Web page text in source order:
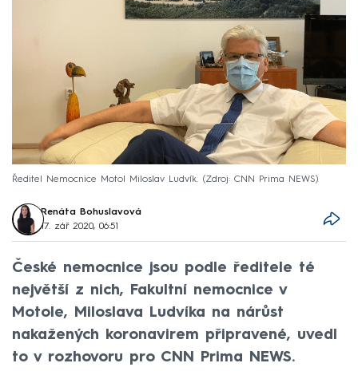
Ředitel Nemocnice Motol Miloslav Ludvík. Zdroj: CNN Prima NEWS
Renáta Bohuslavová
17. zář 2020, 06:51
České nemocnice jsou podle ředitele té
největší z nich, Fakultní nemocnice v
Motole, Miloslava Ludvíka na nárůst
nakažených koronavirem připravené, uvedl
to v rozhovoru pro CNN Prima NEWS.